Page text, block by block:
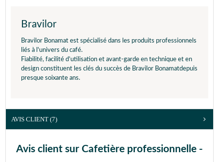
Bravilor
Bravilor Bonamat est spécialisé dans les produits professionnels
liés à l'univers du café.
Fiabilité, facilité d’utilisation et avant-garde en technique et en
design constituent les clés du succès de Bravilor Bonamatdepuis
presque soixante ans.
AVIS CLIENT (7)
Avis client sur Cafetière professionnelle -